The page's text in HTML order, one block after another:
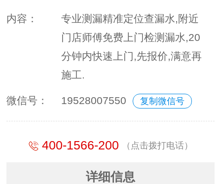
内容：
专业测漏精准定位查漏水,附近
门店师傅免费上门检测漏水,20
分钟内快速上门,先报价,满意再
施工.
微信号： 19528007550 复制微信号
400-1566-200 （点击拨打电话）
详细信息